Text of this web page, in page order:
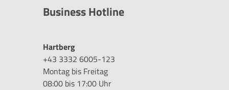
Business Hotline
Hartberg
+43 3332 6005-123
Montag bis Freitag
08:00 bis 17:00 Uhr